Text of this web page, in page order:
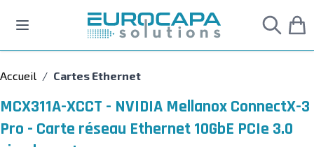
Accueil / Cartes Ethernet
MCX311A-XCCT - NVIDIA Mellanox ConnectX-3
Pro - Carte réseau Ethernet 10GbE PCIe 3.0